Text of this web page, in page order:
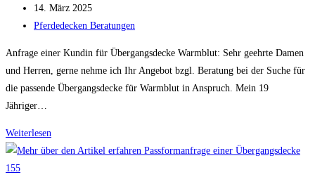
Autor:
Beitrag
veröffentlicht:
14. März 2025
Beitrags-
Pferdedecken Beratungen
Anfrage einer Kundin für Übergangsdecke Warmblut: Sehr geehrte Damen
und Herren, gerne nehme ich Ihr Angebot bzgl. Beratung bei der Suche für
die passende Übergangsdecke für Warmblut in Anspruch. Mein 19
Jähriger…
Weiterlesen
für